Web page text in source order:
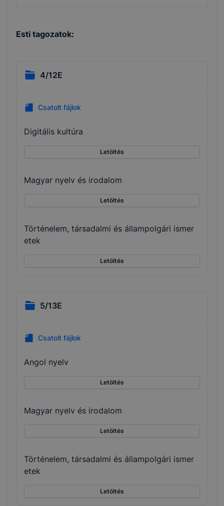
Esti tagozatok:
4/12E
Csatolt fájlok
Digitális kultúra
Letöltés
Magyar nyelv és irodalom
Letöltés
Történelem, társadalmi és állampolgári ismer
etek
Letöltés
5/13E
Csatolt fájlok
Angol nyelv
Letöltés
Magyar nyelv és irodalom
Letöltés
Történelem, társadalmi és állampolgári ismer
etek
Letöltés